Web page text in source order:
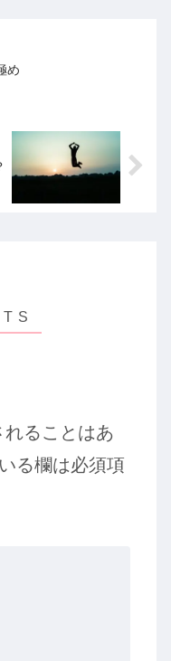
め
れることはあ
る欄は必須項